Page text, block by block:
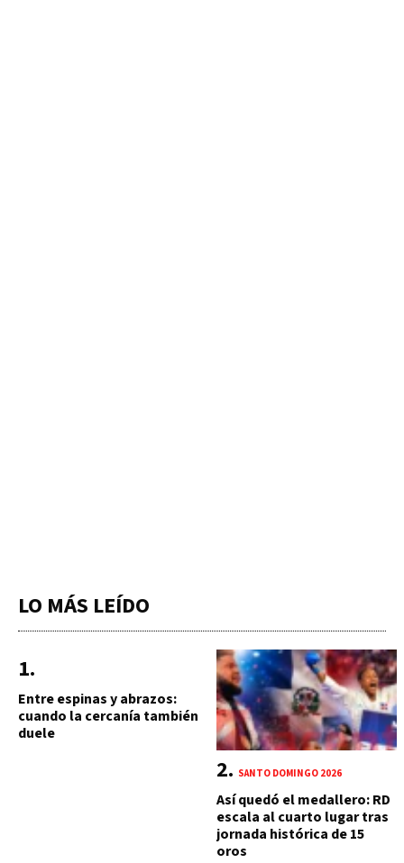
LO MÁS LEÍDO
Entre espinas y abrazos:
cuando la cercanía también
duele
SANTO DOMINGO 2026
Así quedó el medallero: RD
escala al cuarto lugar tras
jornada histórica de 15
oros